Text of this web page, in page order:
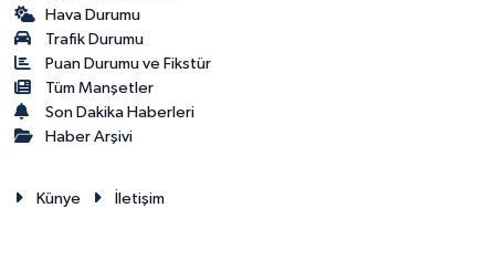
Hava Durumu
Trafik Durumu
Puan Durumu ve Fikstür
Tüm Manşetler
Son Dakika Haberleri
Haber Arşivi
Künye İletişim